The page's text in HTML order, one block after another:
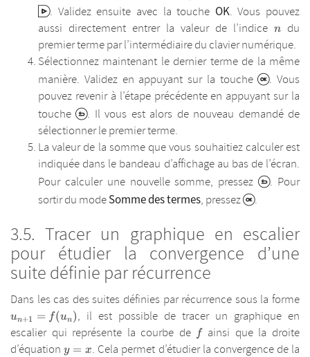
. Validez ensuite avec la touche OK. Vous pouvez
aussi directement entrer la valeur de l’indice n
n
du
premier terme par l’intermédiaire du clavier numérique.
Sélectionnez maintenant le dernier terme de la même
manière. Validez en appuyant sur la touche
. Vous
pouvez revenir à l’étape précédente en appuyant sur la
touche
. Il vous est alors de nouveau demandé de
sélectionner le premier terme.
La valeur de la somme que vous souhaitiez calculer est
indiquée dans le bandeau d’affichage au bas de l’écran.
Pour calculer une nouvelle somme, pressez
. Pour
sortir du modeSomme des termes, pressez .
Tracer un graphique en escalier
pour étudier la convergence d’une
suite définie par récurrence
Dans les cas des suites définies par récurrence sous la forme
un+1 = f(un), il est possible de tracer un graphique en
escalier qui représente la courbe de ffainsi que la droite
d’équationy=x
y = x. Cela permet d’étudier la convergence de la